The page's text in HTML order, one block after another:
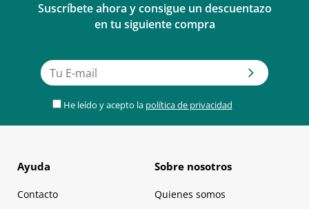
Suscríbete ahora y consigue un descuentazo
en tu siguiente compra
He leído y acepto la política de privacidad
Ayuda
Contacto
Sobre nosotros
Quienes somos